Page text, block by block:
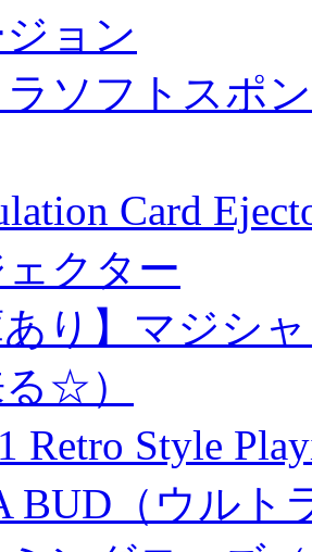
ョン
ソフトスポ
Card
ェクター
あり】マジシ
☆）
Retro Style
BUD（ウルト